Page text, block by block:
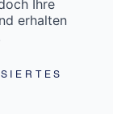
Ihre
erhalten